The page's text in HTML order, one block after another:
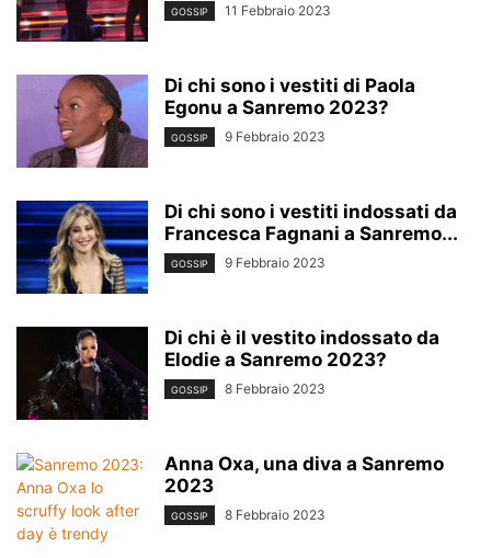
GOSSIP 11 Febbraio 2023
Di chi sono i vestiti di Paola
Egonu a Sanremo 2023?
GOSSIP 9 Febbraio 2023
Di chi sono i vestiti indossati da
Francesca Fagnani a Sanremo...
GOSSIP 9 Febbraio 2023
Di chi è il vestito indossato da
Elodie a Sanremo 2023?
GOSSIP 8 Febbraio 2023
Anna Oxa, una diva a Sanremo
2023
GOSSIP 8 Febbraio 2023